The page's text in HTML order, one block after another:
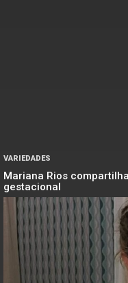
VARIEDADES
Mariana Rios
gestacional